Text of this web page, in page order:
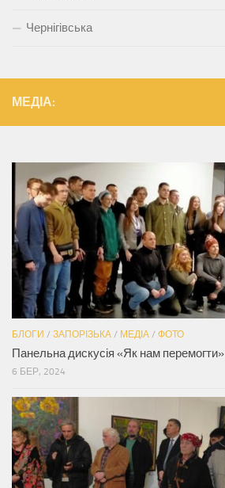
Чернігівська
МЕДІА:
БЛОГИ / ЗАПОРІЗЬКА / МЕДІА / ФОТО
Панельна дискусія «Як нам перемогти»
6 БЕР, 2024